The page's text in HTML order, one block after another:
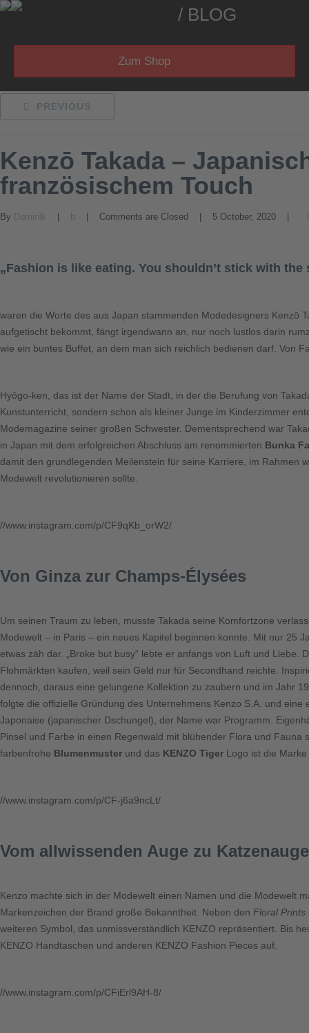
/ BLOG
Zum Shop
PREVIOUS
Kenzō Takada –
französischem Touch
By Dominik b Comments are Closed
    |    5 October, 2020    |
„Fashion is like eating. You shouldn’t stick with the
waren die Worte des aus Japan stammenden Modedesigners Kenzō
aufgetischt bekommt, fängt irgendwann an, nur noch lustlos darin
wie ein buntes Buffet, an dem man sich reichlich bedienen darf. Von
Hyōgo-ken, das ist der Name der Stadt, in der die Berufung von
Kunstunterricht, sondern schon als kleiner Junge im Kinderzimmer
Modemagazine seiner großen Schwester. Dementsprechend war
in Japan mit dem erfolgreichen Abschluss am renommierten Bunka
damit den grundlegenden Meilenstein für seine Karriere, im Rahmen
Modewelt revolutionieren sollte.
//www.instagram.com/p/CF9qKb_orW2/
Von Ginza zur Champs-Élysées
Um seinen Traum zu leben, musste Takada seine Komfortzone
Modewelt – in Paris – ein neues Kapitel beginnen konnte. Mit nur 25
etwas zäh dar. „Broke but busy“ lebte er anfangs von Luft und Liebe.
Flohmärkten kaufen, weil sein Geld nur für Secondhand reichte.
dennoch, daraus eine gelungene Kollektion zu zaubern und im Jahr
folgte die offizielle Gründung des Unternehmens Kenzo S.A. und
Japonaise (japanischer Dschungel), der Name war Programm.
Pinsel und Farbe in einen Regenwald mit blühender Flora und Fauna
farbenfrohe Blumenmuster und das KENZO Tiger Logo ist die
//www.instagram.com/p/CF-j6a9ncLt/
Vom allwissenden Auge zu
Kenzo machte sich in der Modewelt einen Namen und die Modewelt
Markenzeichen der Brand große Bekanntheit. Neben den Floral Prints
weiteren Symbol, das unmissverständlich KENZO repräsentiert. Bis
KENZO Handtaschen und anderen KENZO Fashion Pieces auf.
//www.instagram.com/p/CFiErl9AH-8/